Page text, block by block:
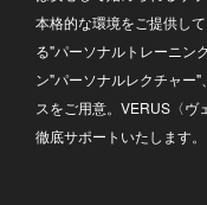
本格的な環境をご提供し
る"パーソナルトレーニン
ン"パーソナルレクチャー
スをご用意。VERUS〈ヴ
徹底サポートいたします。